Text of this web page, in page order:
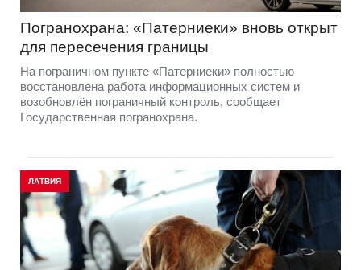
Погранохрана: «Патерниеки» вновь открыт
для пересечения границы
На пограничном пункте «Патерниеки» полностью
восстановлена работа информационных систем и
возобновлён пограничный контроль, сообщает
Государственная погранохрана.
ЛАТВИЯ